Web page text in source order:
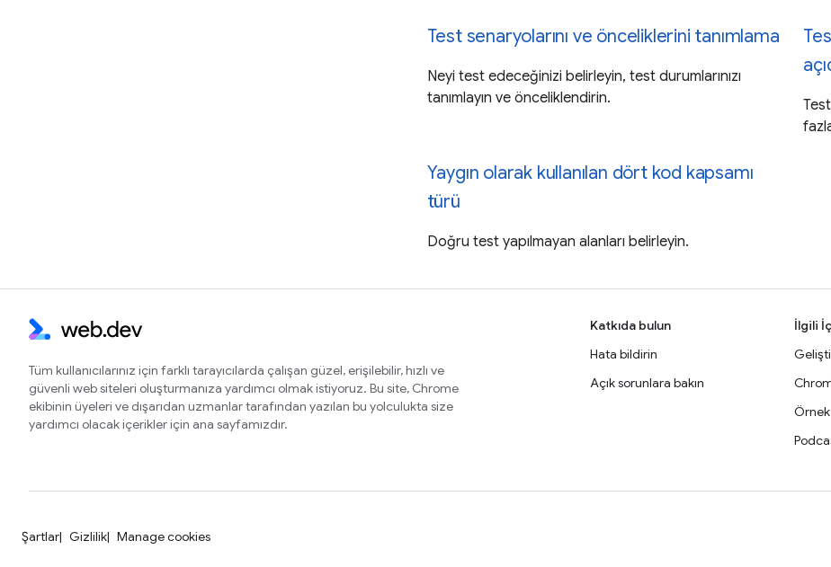
Test senaryolarını ve önceliklerini tanımlama
Neyi test edeceğinizi belirleyin, test durumlarınızı
tanımlayın ve önceliklendirin.
Yaygın olarak kullanılan dört kod kapsamı
türü
Doğru test yapılmayan alanları belirleyin.
Tüm kullanıcılarınız için farklı tarayıcılarda çalışan güzel, erişilebilir, hızlı ve
güvenli web siteleri oluşturmanıza yardımcı olmak istiyoruz. Bu site, Chrome
ekibinin üyeleri ve dışarıdan uzmanlar tarafından yazılan bu yolculukta size
yardımcı olacak içerikler için ana sayfamızdır.
Katkıda bulun
Hata bildirin
Açık sorunlara bakın
İlgili
Şartlar Gizlilik Manage cookies